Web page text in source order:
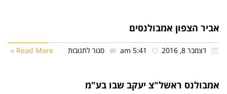
אביר הצפון אמבולנסים
דצמבר 8, 2016 5:41 am סגור לתגובות Read More »
אמבולנס ראשל"צ יעקב שבו בע"מ